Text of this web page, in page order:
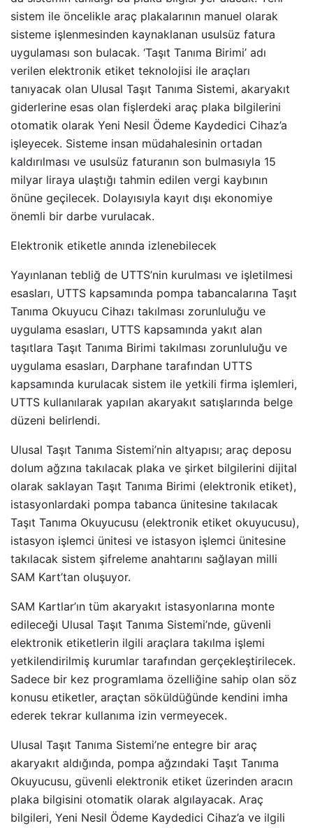
sistem ile öncelikle araç plakalarının manuel olarak
sisteme işlenmesinden kaynaklanan usulsüz fatura
uygulaması son bulacak. ‘Taşıt Tanıma Birimi’ adı
verilen elektronik etiket teknolojisi ile araçları
tanıyacak olan Ulusal Taşıt Tanıma Sistemi, akaryakıt
giderlerine esas olan fişlerdeki araç plaka bilgilerini
otomatik olarak Yeni Nesil Ödeme Kaydedici Cihaz’a
işleyecek. Sisteme insan müdahalesinin ortadan
kaldırılması ve usulsüz faturanın son bulmasıyla 15
milyar liraya ulaştığı tahmin edilen vergi kaybının
önüne geçilecek. Dolayısıyla kayıt dışı ekonomiye
önemli bir darbe vurulacak.
Elektronik etiketle anında izlenebilecek
Yayınlanan tebliğ de UTTS’nin kurulması ve işletilmesi
esasları, UTTS kapsamında pompa tabancalarına Taşıt
Tanıma Okuyucu Cihazı takılması zorunluluğu ve
uygulama esasları, UTTS kapsamında yakıt alan
taşıtlara Taşıt Tanıma Birimi takılması zorunluluğu ve
uygulama esasları, Darphane tarafından UTTS
kapsamında kurulacak sistem ile yetkili firma işlemleri,
UTTS kullanılarak yapılan akaryakıt satışlarında belge
düzeni belirlendi.
Ulusal Taşıt Tanıma Sistemi’nin altyapısı; araç deposu
dolum ağzına takılacak plaka ve şirket bilgilerini dijital
olarak saklayan Taşıt Tanıma Birimi (elektronik etiket),
istasyonlardaki pompa tabanca ünitesine takılacak
Taşıt Tanıma Okuyucusu (elektronik etiket okuyucusu),
istasyon işlemci ünitesi ve istasyon işlemci ünitesine
takılacak sistem şifreleme anahtarını sağlayan milli
SAM Kart’tan oluşuyor.
SAM Kartlar’ın tüm akaryakıt istasyonlarına monte
edileceği Ulusal Taşıt Tanıma Sistemi’nde, güvenli
elektronik etiketlerin ilgili araçlara takılma işlemi
yetkilendirilmiş kurumlar tarafından gerçekleştirilecek.
Sadece bir kez programlama özelliğine sahip olan söz
konusu etiketler, araçtan söküldüğünde kendini imha
ederek tekrar kullanıma izin vermeyecek.
Ulusal Taşıt Tanıma Sistemi’ne entegre bir araç
akaryakıt aldığında, pompa ağzındaki Taşıt Tanıma
Okuyucusu, güvenli elektronik etiket üzerinden aracın
plaka bilgisini otomatik olarak algılayacak. Araç
bilgileri, Yeni Nesil Ödeme Kaydedici Cihaz’a ve ilgili